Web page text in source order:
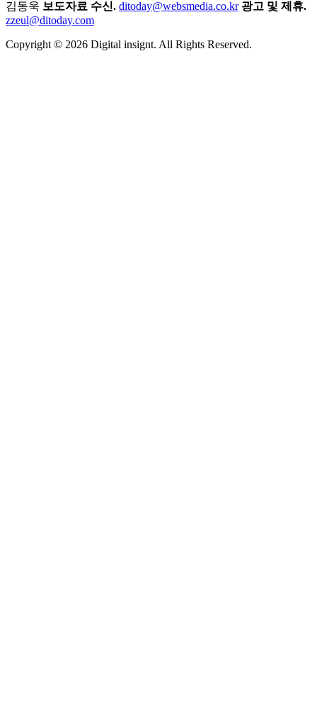
김동욱 보도자료 수신. ditoday@websmedia.co.kr 광고 및 제휴.
zzeul@ditoday.com
Copyright © 2026 Digital insignt. All Rights Reserved.